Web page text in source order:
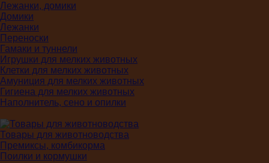
Лежанки, домики
Домики
Лежанки
Переноски
Гамаки и туннели
Игрушки для мелких животных
Клетки для мелких животных
Амуниция для мелких животных
Гигиена для мелких животных
Наполнитель, сено и опилки
Товары для животноводства
Премиксы, комбикорма
Поилки и кормушки